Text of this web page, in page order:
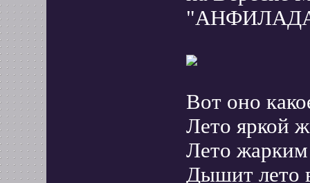
Вот оно
Лето яркой
Лето
Дышит лето